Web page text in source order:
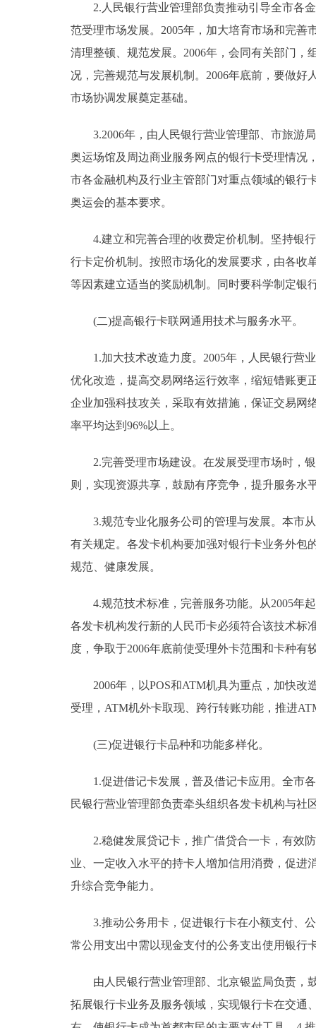
2.人民银行营业管理部负责推动引导全市各金
范受理市场发展。2005年，加大培育市场和完
清理整顿、规范发展。2006年，会同有关部门
况，完善规范与发展机制。2006年底前，要做
市场协调发展奠定基础。
3.2006年，由人民银行营业管理部、市旅游局
奥运场馆及周边商业服务网点的银行卡受理情况
市各金融机构及行业主管部门对重点领域的银行
奥运会的基本要求。
4.建立和完善合理的收费定价机制。坚持银行
行卡定价机制。按照市场化的发展要求，由各收
等因素建立适当的奖励机制。同时要科学制定银
(二)提高银行卡联网通用技术与服务水平。
1.加大技术改造力度。2005年，人民银行营业
优化改造，提高交易网络运行效率，缩短错账更
企业加强科技攻关，采取有效措施，保证交易网
率平均达到96%以上。
2.完善受理市场建设。在发展受理市场时，银
则，实现资源共享，鼓励有序竞争，提升服务水
3.规范专业化服务公司的管理与发展。本市从
有关规定。各发卡机构要加强对银行卡业务外包
规范、健康发展。
4.规范技术标准，完善服务功能。从2005年起
各发卡机构发行新的人民币卡必须符合该技术标
度，争取于2006年底前使受理外卡范围和卡种有
2006年，以POS和ATM机具为重点，加快改
受理，ATM机外卡取现、跨行转账功能，推进
(三)促进银行卡品种和功能多样化。
1.促进借记卡发展，普及借记卡应用。全市各
民银行营业管理部负责牵头组织各发卡机构与社
2.稳健发展贷记卡，推广借贷合一卡，有效防
业、一定收入水平的持卡人增加信用消费，促进
升综合竞争能力。
3.推动公务用卡，促进银行卡在小额支付、公
常公用支出中需以现金支付的公务支出使用银行
由人民银行营业管理部、北京银监局负责，鼓
拓展银行卡业务及服务领域，实现银行卡在交通